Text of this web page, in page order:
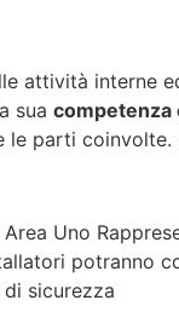
attività interne
sua competenza
le parti coinvolte.
Uno
potranno
sicurezza